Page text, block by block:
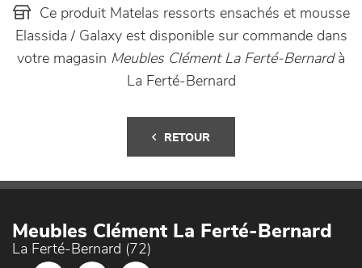
Ce produit Matelas ressorts ensachés et mousse
Elassida / Galaxy est disponible sur commande dans
votre magasin Meubles Clément La Ferté-Bernardà
La Ferté-Bernard
RETOUR
Meubles Clément La Ferté-Bernard
La Ferté-Bernard (72)